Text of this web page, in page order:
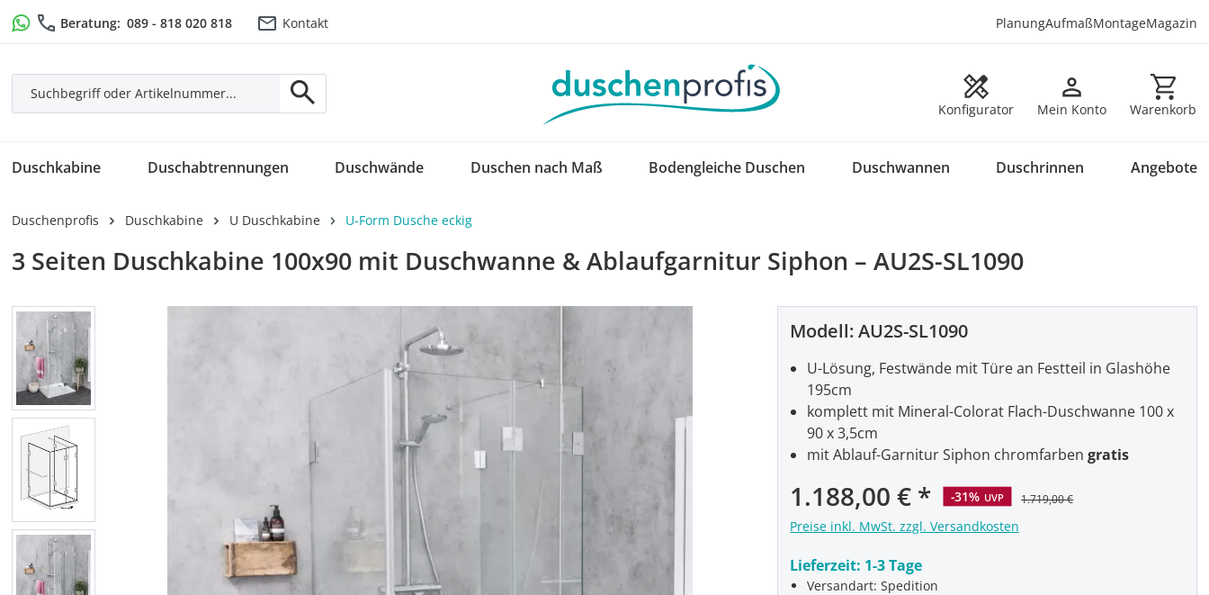
Hauptinhalt springen
Zur Suche springen
Zur Hauptnavigation springen
Beratung: 089 - 818 020 818 Kontakt PlanungAufmaßMontageMagazin
Konfigurator Mein Konto Warenkorb
Warenkorb
Duschkabine Duschabtrennungen Duschwände Duschen nach Maß Bodengleiche Duschen Duschwannen Duschrinnen Angebote
Duschenprofis Duschkabine U Duschkabine U-Form Dusche eckig
3 Seiten Duschkabine 100x90 mit Duschwanne & Ablaufgarnitur Siphon – AU2S-SL1090
Bildergalerie überspringen
Modell:AU2S-SL1090
1.188,00 € -31% UVP 1.719,00 €
Preise inkl. MwSt. zzgl. Versandkosten
Lieferzeit: 1-3 Tage
Versandart: Spedition
U-Lösung, Festwände mit Türe an Festteil in Glashöhe
195cm
komplett mit Mineral-Colorat Flach-Duschwanne 100 x
90 x 3,5cm
mit Ablauf-Garnitur Siphon chromfarbengratis